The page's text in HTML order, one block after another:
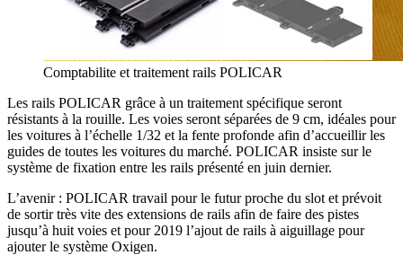
Comptabilite et traitement rails POLICAR
Les rails POLICAR grâce à un traitement spécifique seront
résistants à la rouille. Les voies seront séparées de 9 cm, idéales pour
les voitures à l’échelle 1/32 et la fente profonde afin d’accueillir les
guides de toutes les voitures du marché. POLICAR insiste sur le
système de fixation entre les rails présenté en juin dernier.
L’avenir : POLICAR travail pour le futur proche du slot et prévoit
de sortir très vite des extensions de rails afin de faire des pistes
jusqu’à huit voies et pour 2019 l’ajout de rails à aiguillage pour
ajouter le système Oxigen.